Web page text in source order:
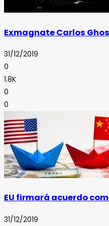
Exmagnate Carlos
31/12/2019
0
1.8K
0
0
EU firmará acuerdo
31/12/2019